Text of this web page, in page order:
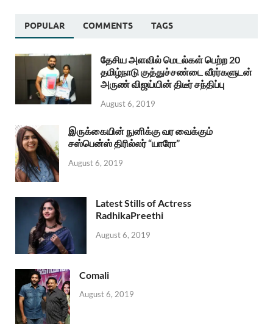
POPULAR COMMENTS TAGS
தேசிய அளவில் மெடல்கள் பெற்ற 20
தமிழ்நாடு குத்துச்சண்டை வீரர்களுடன்
அருண் விஜய்யின் திடீர் சந்திப்பு
August 6, 2019
இருக்கையின் நுனிக்கு வர வைக்கும்
சஸ்பென்ஸ் திரில்லர் “யாரோ”
August 6, 2019
Latest Stills of Actress
RadhikaPreethi
August 6, 2019
Comali
August 6, 2019